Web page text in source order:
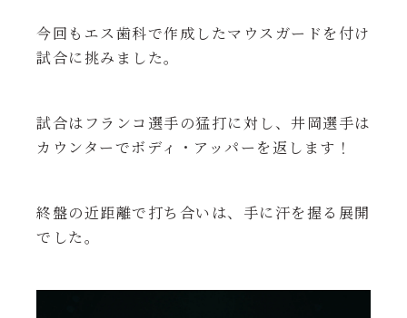
今回もエス歯科で作成したマウスガードを付け
試合に挑みました。
試合はフランコ選手の猛打に対し、井岡選手は
カウンターでボディ・アッパーを返します！
終盤の近距離で打ち合いは、手に汗を握る展開
でした。